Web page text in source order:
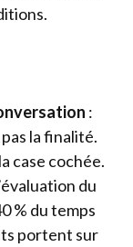
:
la finalité.
case cochée.
du
% du temps
portent sur